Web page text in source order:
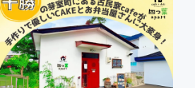
テクノロジー・ガジェット
映像・映画